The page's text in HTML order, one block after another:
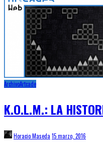
ArchivoArtcade
K.O.L.M.: LA
Horacio Maseda 15 marzo, 2016